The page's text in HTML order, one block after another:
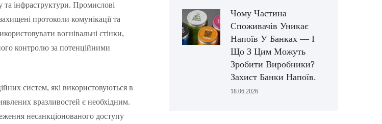
та інфраструктури. Промислові
протоколи комунікації та
вогнівальні стінки,
контролю за потенційними
систем, які використовуються в
вразливостей є необхідним.
несанкціонованого доступу
Чому Частина
Споживачів Уникає
Напоїв У Банках — І
Що З Цим Можуть
Зробити Виробники?
Захист Банки Напоїв.
18.06.2026